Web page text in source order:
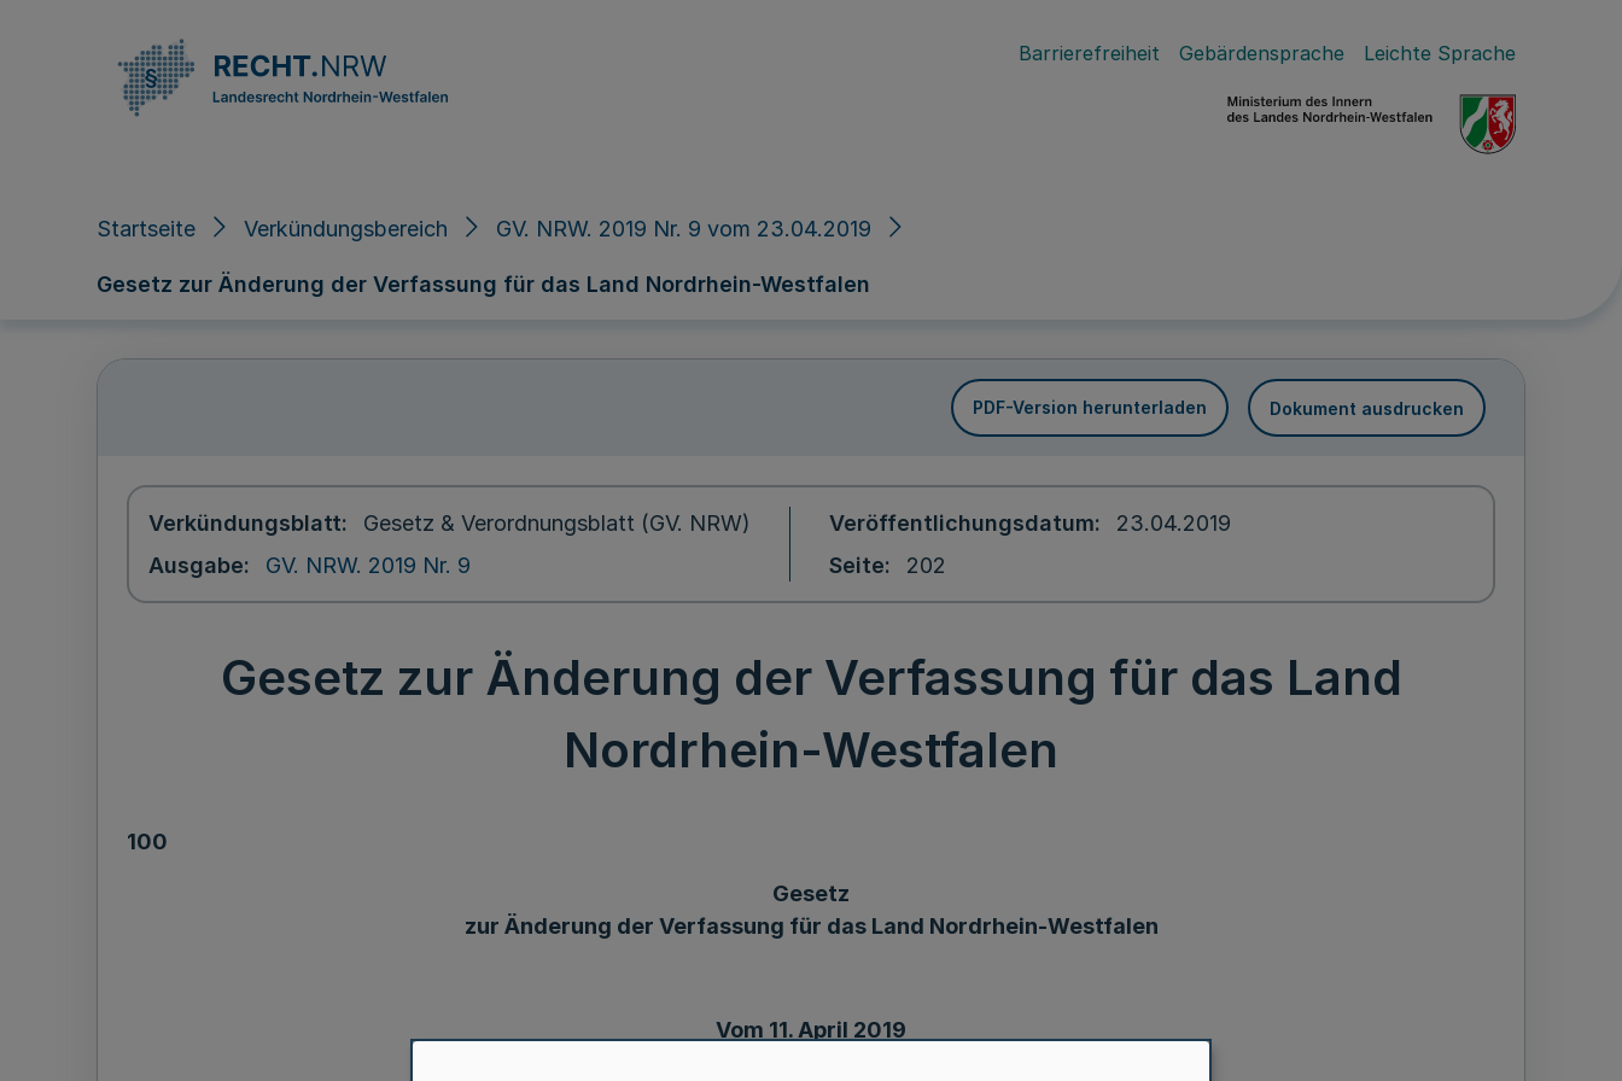
Barrierefreiheit Gebärdensprache Leichte Sprache
Startseite Verkündungsbereich GV. NRW. 2019 Nr. 9 vom 23.04.2019
Gesetz zur Änderung der Verfassung für das Land Nordrhein-Westfalen
PDF-Version herunterladen Dokument ausdrucken
Verkündungsblatt
Gesetz & Verordnungsblatt (GV. NRW)
Ausgabe
GV. NRW. 2019 Nr. 9
Veröffentlichungsdatum
23.04.2019
Seite
202
Gesetz zur Änderung der Verfassung für das Land
Nordrhein-Westfalen
100
Gesetz
zur Änderung der Verfassung für das Land Nordrhein-Westfalen
Vom 11. April 2019